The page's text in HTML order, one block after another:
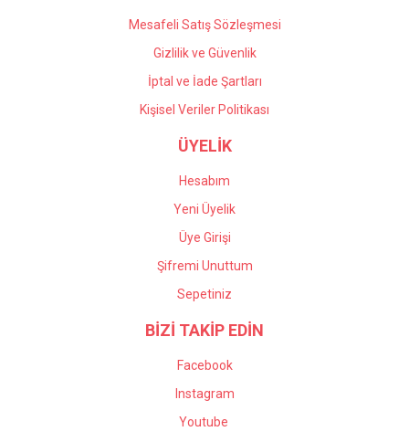
Mesafeli Satış Sözleşmesi
Gizlilik ve Güvenlik
İptal ve İade Şartları
Kişisel Veriler Politikası
ÜYELİK
Hesabım
Yeni Üyelik
Üye Girişi
Şifremi Unuttum
Sepetiniz
BİZİ TAKİP EDİN
Facebook
Instagram
Youtube